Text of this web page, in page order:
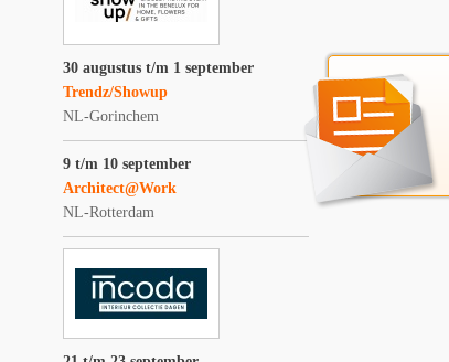
30 augustus t/m 1 september
Trendz/Showup
NL-Gorinchem
9 t/m 10 september
Architect@Work
NL-Rotterdam